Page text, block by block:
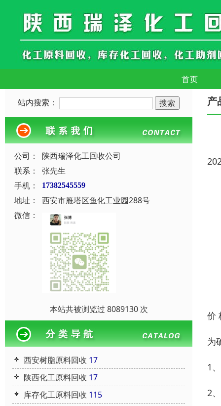
首页
站内搜索：
公司：
陕西瑞泽化工回收公司
联系：
张先生
手机：
17382545559
地址：
西安市雁塔区鱼化工业园288号
微信：
本站共被浏览过 8089130 次
西安树脂原料回收 17
陕西化工原料回收 17
库存化工原料回收 115
产
价
为
1
2